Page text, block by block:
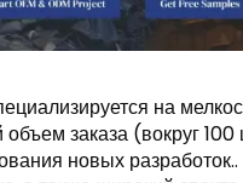
на
заказа (вокруг
новых